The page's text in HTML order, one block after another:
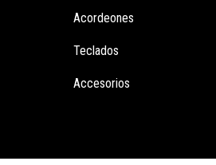
Acordeones
Teclados
Accesorios